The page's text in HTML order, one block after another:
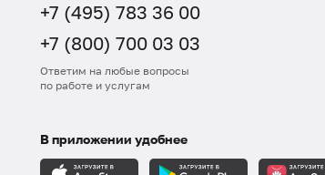
+7 (495) 783 36 00
+7 (800) 700 03 03
Ответим на любые вопросы
по работе и услугам
В приложении удобнее